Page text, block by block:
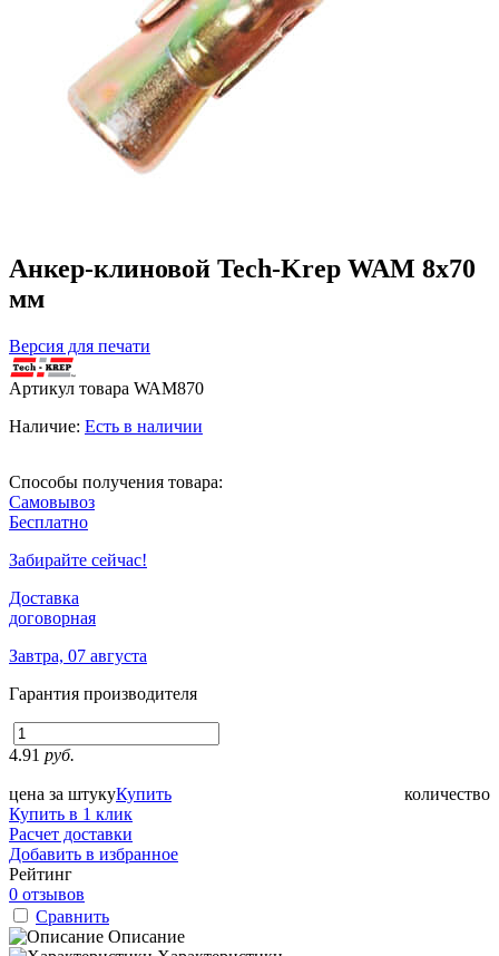
Анкер-клиновой Tech-Krep WAM 8х70
мм
Версия для печати
Артикул товара WAM870
Наличие: Есть в наличии
Способы получения товара:
Самовывоз
Бесплатно
Забирайте сейчас!
Доставка
договорная
Завтра, 07 августа
Гарантия производителя
4.91 руб.
цена за штуку количество
Купить
Купить в 1 клик
Расчет доставки
Добавить в избранное
Рейтинг
0 отзывов
Сравнить
Описание